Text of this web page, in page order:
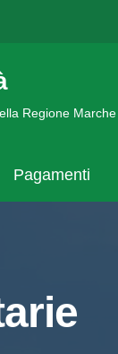
Regione Marche
Pagamenti